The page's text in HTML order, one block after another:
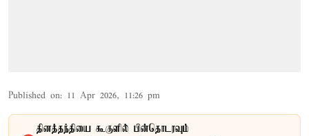
Published on: 11 Apr 2026, 11:26 pm
தினத்தந்தியை கூகுளில் பின்தொடரவும்